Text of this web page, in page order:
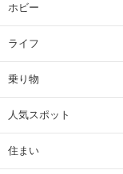
ホビー
ライフ
乗り物
人気スポット
住まい